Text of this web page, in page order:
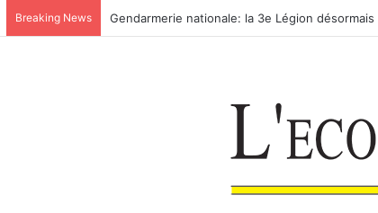
Breaking News Gendarmerie nationale: la 3e Légion